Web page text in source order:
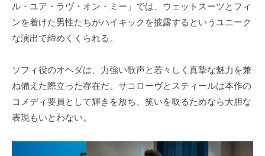
ル・ユア・ラヴ・オン・ミー」では、ウェットスーツとフィ
ンを着けた男性たちがハイキックを披露するというユニーク
な演出で締めくくられる。
ソフィ役のオヘダは、力強い歌声と若々しく真摯な魅力を兼
ね備えた際立った存在だ。サコローヴとスティールは本作の
コメディ要員として輝きを放ち、笑いを取るためなら大胆な
表現もいとわない。